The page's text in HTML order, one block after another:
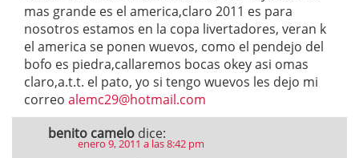
mas grande es el america,claro 2011 es para
nosotros estamos en la copa livertadores, veran k
el america se ponen wuevos, como el pendejo del
bofo es piedra,callaremos bocas okey asi omas
claro,a.t.t. el pato, yo si tengo wuevos les dejo mi
correo alemc29@hotmail.com
benito camelo dice:
enero 9, 2011 a las 8:42 pm